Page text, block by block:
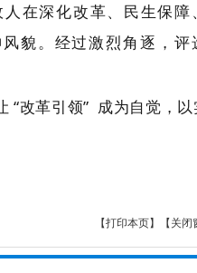
在深化改革、民生保障
貌。 经过激烈角逐，评
“改革引领” 成为自觉，以
【打印本页】 【关闭